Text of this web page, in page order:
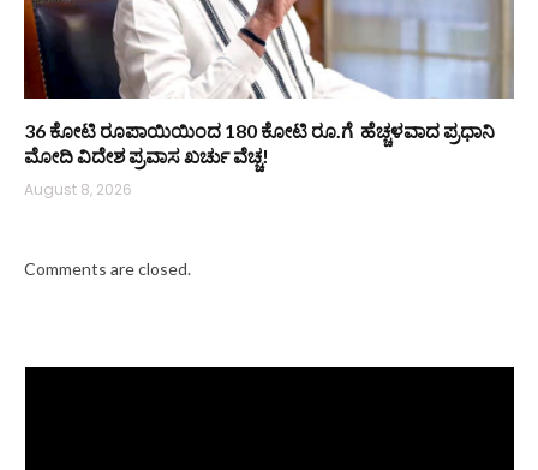
36 ಕೋಟಿ ರೂಪಾಯಿಯಿಂದ 180 ಕೋಟಿ ರೂ.ಗೆ ಹೆಚ್ಚಳವಾದ ಪ್ರಧಾನಿ
ಮೋದಿ ವಿದೇಶ ಪ್ರವಾಸ ಖರ್ಚು ವೆಚ್ಚ!
August 8, 2026
Comments are closed.